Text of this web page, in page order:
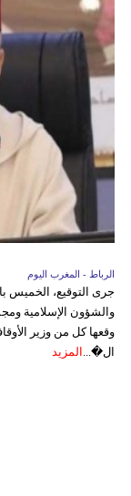
الرباط - المغرب اليوم
جرى التوقيع، الخميس
والشؤون الإسلامية
وقعها كل من وزير
ال�... المزيد